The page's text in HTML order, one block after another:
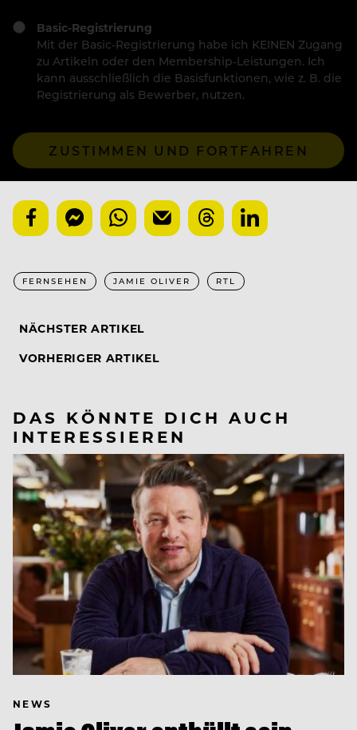
Basic-Registrierung
Mit der Basic-Registrierung habe ich KEINEN Zugang
zu Artikeln oder den Membership-Leistungen. Ich
kann ausschließlich die Basisfunktionen, wie z. B. die
Registrierung als Bewerber, nutzen.
ZUSTIMMEN UND FORTFAHREN
FERNSEHEN JAMIE OLIVER RTL
NÄCHSTER ARTIKEL
VORHERIGER ARTIKEL
DAS KÖNNTE DICH AUCH
INTERESSIEREN
NEWS